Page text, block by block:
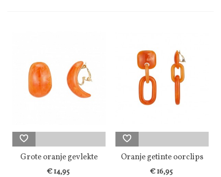
Grote oranje gevlekte
oorclips
€ 14,95
Oranje getinte oorclips
van hars
€ 16,95